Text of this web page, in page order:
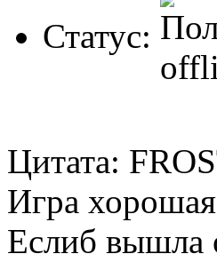
Статус:
Цитата:
Игра
Еслиб вышла